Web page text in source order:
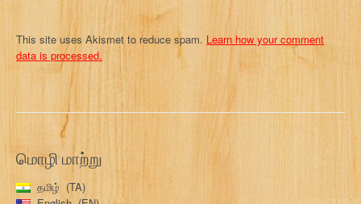
This site uses Akismet to reduce spam. Learn how your comment
data is processed.
மொழி மாற்று
தமிழ்
TA